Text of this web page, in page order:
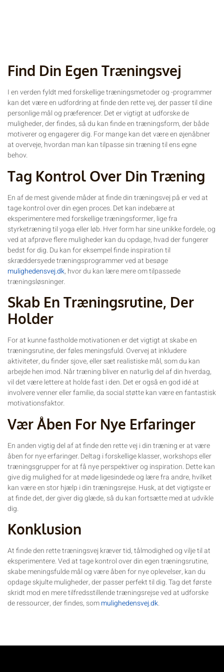
Find Din Egen Træningsvej
I en verden fyldt med forskellige træningsmetoder og -programmer
kan det være en udfordring at finde den rette vej, der passer til dine
personlige mål og præferencer. Det er vigtigt at udforske de
muligheder, der findes, så du kan finde en træningsform, der både
motiverer og engagerer dig. For mange kan det være en øjenåbner
at overveje, hvordan man kan tilpasse sin træning til ens egne
behov.
Tag Kontrol Over Din Træning
En af de mest givende måder at finde din træningsvej på er ved at
tage kontrol over din egen proces. Det kan indebære at
eksperimentere med forskellige træningsformer, lige fra
styrketræning til yoga eller løb. Hver form har sine unikke fordele, og
ved at afprøve flere muligheder kan du opdage, hvad der fungerer
bedst for dig. Du kan for eksempel finde inspiration til
skræddersyede træningsprogrammer ved at besøge
mulighedensvej.dk, hvor du kan lære mere om tilpassede
træningsløsninger.
Skab En Træningsrutine, Der
Holder
For at kunne fastholde motivationen er det vigtigt at skabe en
træningsrutine, der føles meningsfuld. Overvej at inkludere
aktiviteter, du finder sjove, eller sæt realistiske mål, som du kan
arbejde hen imod. Når træning bliver en naturlig del af din hverdag,
vil det være lettere at holde fast i den. Det er også en god idé at
involvere venner eller familie, da social støtte kan være en fantastisk
motivationsfaktor.
Vær Åben For Nye Erfaringer
En anden vigtig del af at finde den rette vej i din træning er at være
åben for nye erfaringer. Deltag i forskellige klasser, workshops eller
træningsgrupper for at få nye perspektiver og inspiration. Dette kan
give dig mulighed for at møde ligesindede og lære fra andre, hvilket
kan være en stor hjælp i din træningsrejse. Husk, at det vigtigste er
at finde det, der giver dig glæde, så du kan fortsætte med at udvikle
dig.
Konklusion
At finde den rette træningsvej kræver tid, tålmodighed og vilje til at
eksperimentere. Ved at tage kontrol over din egen træningsrutine,
skabe meningsfulde mål og være åben for nye oplevelser, kan du
opdage skjulte muligheder, der passer perfekt til dig. Tag det første
skridt mod en mere tilfredsstillende træningsrejse ved at udforske
de ressourcer, der findes, sommulighedensvej.dk.